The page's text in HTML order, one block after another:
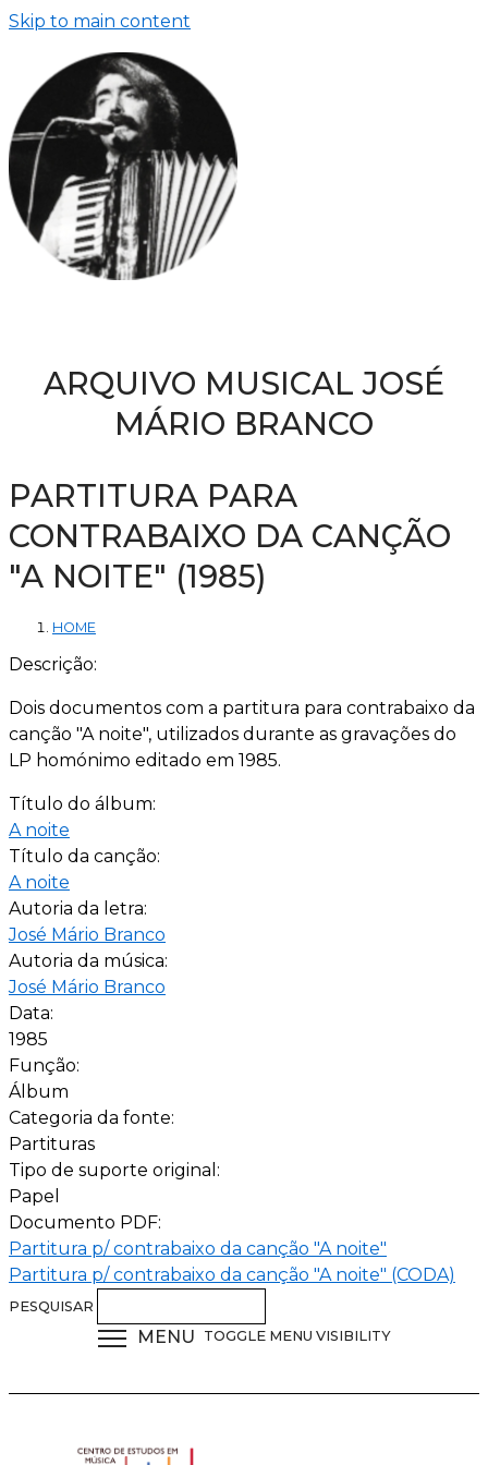
Skip to main content
ARQUIVO MUSICAL JOSÉ
MÁRIO BRANCO
PARTITURA PARA
CONTRABAIXO DA CANÇÃO
"A NOITE" (1985)
HOME
Descrição:
Dois documentos com a partitura para contrabaixo da
canção "A noite", utilizados durante as gravações do
LP homónimo editado em 1985.
Título do álbum:
A noite
Título da canção:
A noite
Autoria da letra:
José Mário Branco
Autoria da música:
José Mário Branco
Data:
1985
Função:
Álbum
Categoria da fonte:
Partituras
Tipo de suporte original:
Papel
Documento PDF:
Partitura p/ contrabaixo da canção "A noite"
Partitura p/ contrabaixo da canção "A noite" (CODA)
PESQUISAR
MENU TOGGLE MENU VISIBILITY